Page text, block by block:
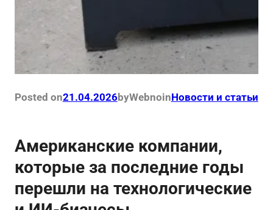
Posted on21.04.2026byWebnoinНовости и статьи
Американские компании,
которые за последние годы
перешли на технологические